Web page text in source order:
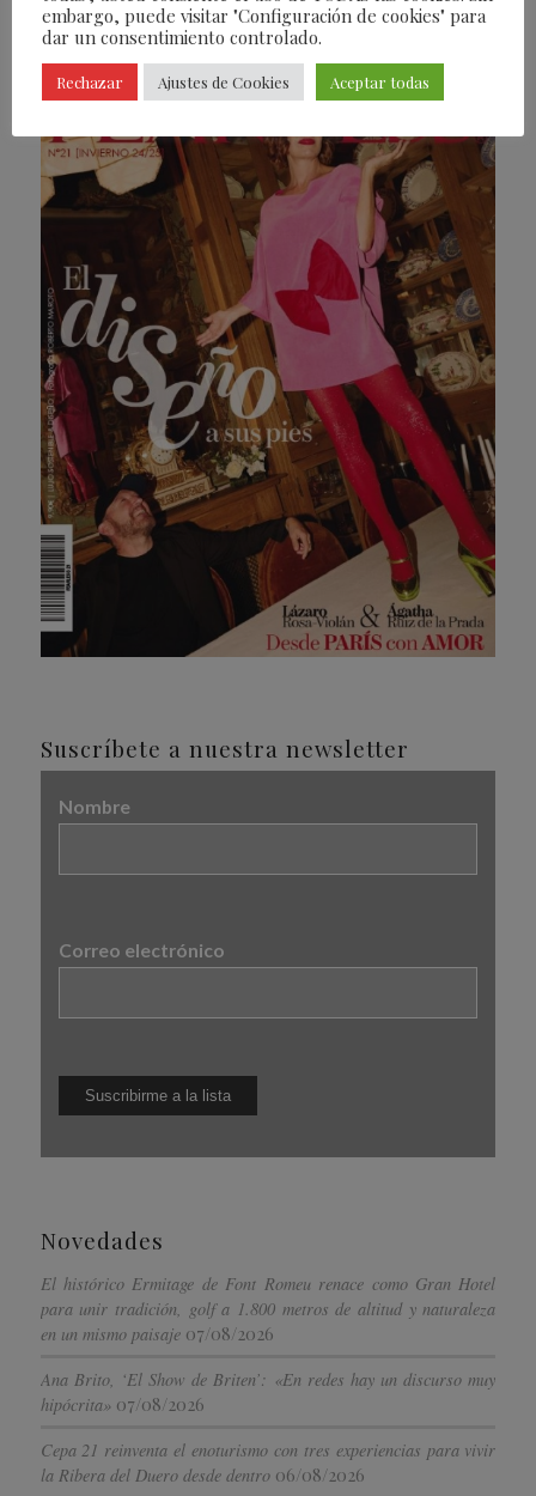
Revistas Fearless
Suscríbete a nuestra newsletter
Nombre
Correo electrónico
Novedades
El histórico Ermitage de Font Romeu renace como Gran Hotel
para unir tradición, golf a 1.800 metros de altitud y naturaleza
en un mismo paisaje 07/08/2026
Ana Brito, ‘El Show de Briten’: «En redes hay un discurso muy
hipócrita» 07/08/2026
Cepa 21 reinventa el enoturismo con tres experiencias para vivir
la Ribera del Duero desde dentro 06/08/2026
embargo, puede visitar "Configuración de cookies" para
dar un consentimiento controlado.
Rechazar Ajustes de Cookies Aceptar todas